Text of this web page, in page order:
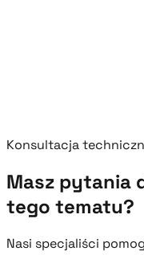
Konsultacja
Masz pytania
tego tematu?
Nasi specjaliści